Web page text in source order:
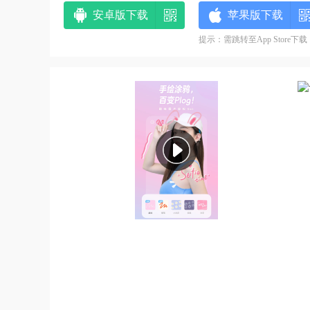
安卓版下载 苹果版下载
提示：需跳转至App Store下载